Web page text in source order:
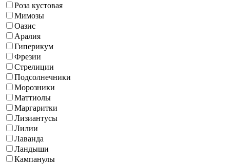
Роза кустовая
Мимозы
Оазис
Аралия
Гиперикум
Фрезии
Стрелиции
Подсолнечники
Морозники
Маттиолы
Маргаритки
Лизиантусы
Лилии
Лаванда
Ландыши
Кампанулы